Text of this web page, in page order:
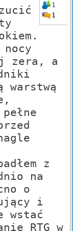
1
1
nocy
zera, a
warstwą
z
na
o
i
wstać
RTG w